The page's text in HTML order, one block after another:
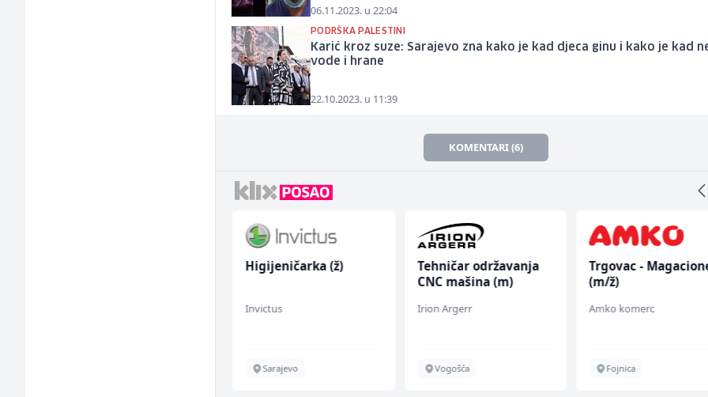
06.11.2023. u 22:04
PODRŠKA PALESTINI
Karić kroz suze: Sarajevo zna kako je kad djeca ginu i kako je kad
vode i hrane
22.10.2023. u 11:39
KOMENTARI (6)
Higijeničarka (ž)
Invictus
Sarajevo
Tehničar održavanja
CNC mašina (m)
Irion Argerr
Vogošća
Trgovac -
(m/ž)
Amko komerc
Fojnica